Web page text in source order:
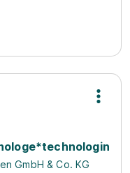
GmbH & Co. KG